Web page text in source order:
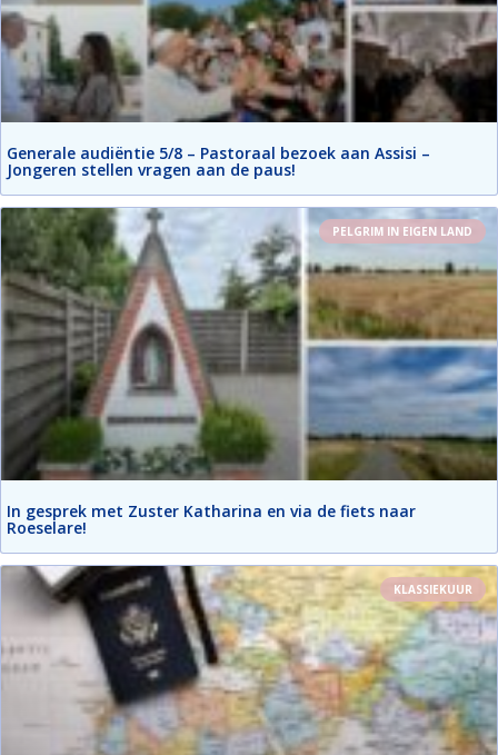
Generale audiëntie 5/8 – Pastoraal bezoek aan Assisi –
Jongeren stellen vragen aan de paus!
PELGRIM IN EIGEN LAND
In gesprek met Zuster Katharina en via de fiets naar
Roeselare!
KLASSIEKUUR